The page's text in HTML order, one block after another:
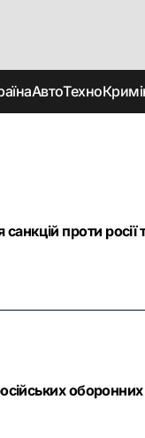
АвтоТехно
проти росії